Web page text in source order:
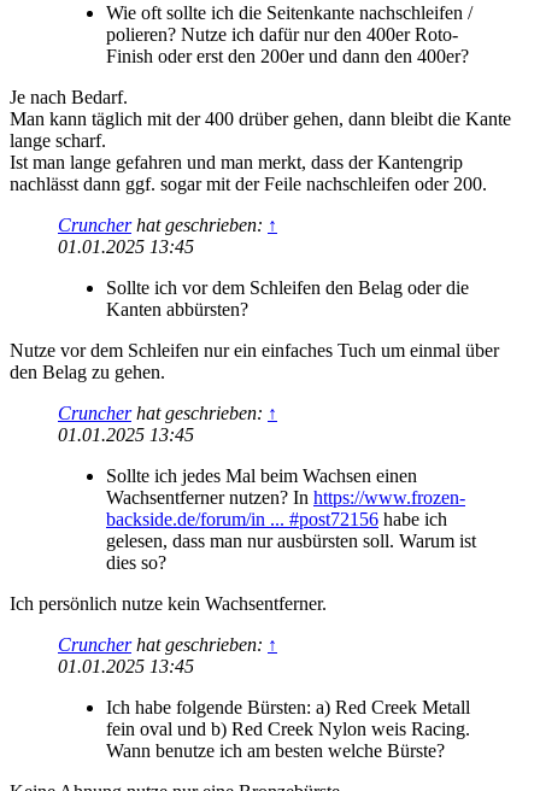
Wie oft sollte ich die Seitenkante nachschleifen /
polieren? Nutze ich dafür nur den 400er Roto-
Finish oder erst den 200er und dann den 400er?
Je nach Bedarf.
Man kann täglich mit der 400 drüber gehen, dann bleibt die Kante
lange scharf.
Ist man lange gefahren und man merkt, dass der Kantengrip
nachlässt dann ggf. sogar mit der Feile nachschleifen oder 200.
Cruncherhat geschrieben: ↑
01.01.2025 13:45
Sollte ich vor dem Schleifen den Belag oder die
Kanten abbürsten?
Nutze vor dem Schleifen nur ein einfaches Tuch um einmal über
den Belag zu gehen.
Cruncherhat geschrieben: ↑
01.01.2025 13:45
Sollte ich jedes Mal beim Wachsen einen
Wachsentferner nutzen? In https://www.frozen-
backside.de/forum/in ... #post72156 habe ich
gelesen, dass man nur ausbürsten soll. Warum ist
dies so?
Ich persönlich nutze kein Wachsentferner.
Cruncherhat geschrieben: ↑
01.01.2025 13:45
Ich habe folgende Bürsten: a) Red Creek Metall
fein oval und b) Red Creek Nylon weis Racing.
Wann benutze ich am besten welche Bürste?